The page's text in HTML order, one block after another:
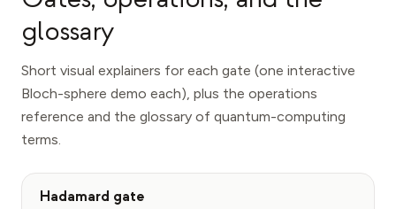
glossary
Short visual explainers for each gate (one interactive
Bloch-sphere demo each), plus the operations
reference and the glossary of quantum-computing
terms.
Hadamard gate